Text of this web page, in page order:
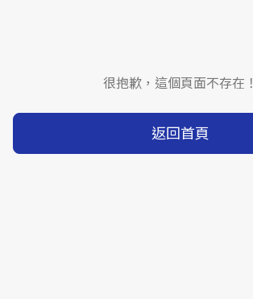
很抱歉，這個頁面不存在！
返回首頁